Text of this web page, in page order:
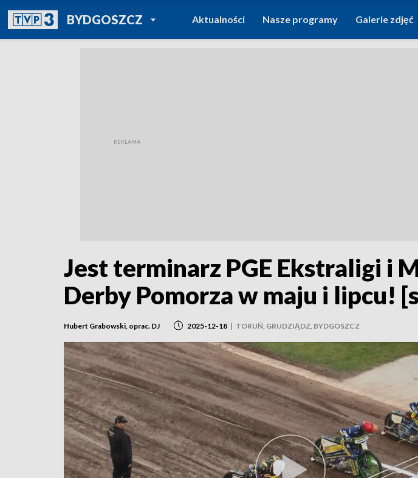
BYDGOSZCZPOWRÓT DO
TVP REGIONY
Aktualności Nasze programy Galerie zdjęć
Jest terminarz PGE Ekstraligi i
Derby Pomorza w maju i lipcu!
Hubert Grabowski, oprac. DJ 2025-12-18 | TORUŃ, GRUDZIĄDZ, BYDGOSZCZ